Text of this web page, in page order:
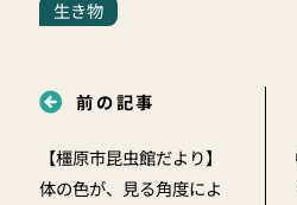
生き物
前の記事
【橿原市昆虫館だより】
体の色が、見る角度によ